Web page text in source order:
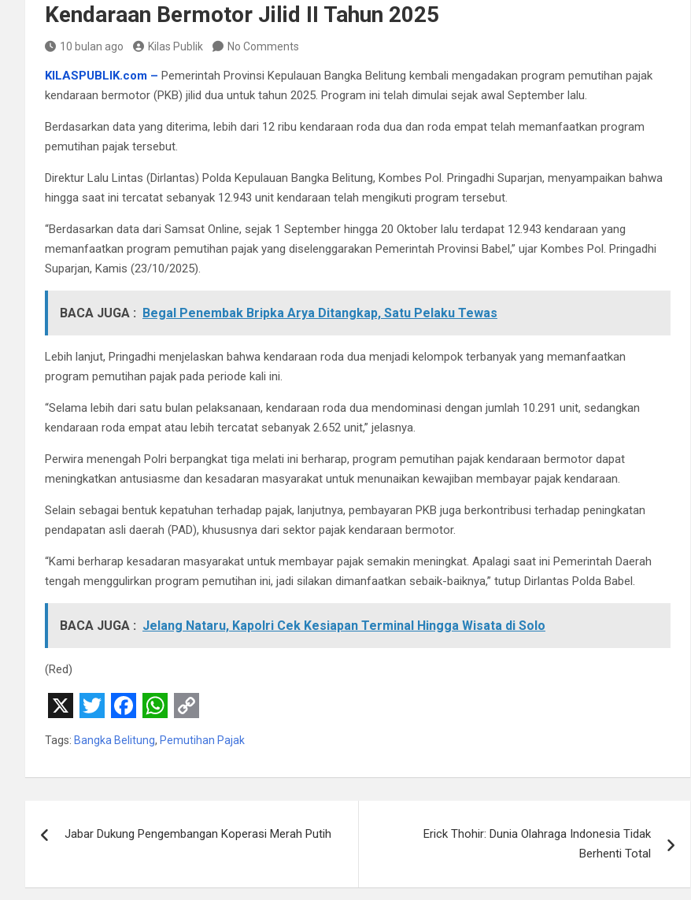
Kendaraan Bermotor Jilid II Tahun 2025
10 bulan ago Kilas Publik No Comments
KILASPUBLIK.com – Pemerintah Provinsi Kepulauan Bangka Belitung kembali mengadakan program pemutihan pajak
kendaraan bermotor (PKB) jilid dua untuk tahun 2025. Program ini telah dimulai sejak awal September lalu.
Berdasarkan data yang diterima, lebih dari 12 ribu kendaraan roda dua dan roda empat telah memanfaatkan program
pemutihan pajak tersebut.
Direktur Lalu Lintas (Dirlantas) Polda Kepulauan Bangka Belitung, Kombes Pol. Pringadhi Suparjan, menyampaikan bahwa
hingga saat ini tercatat sebanyak 12.943 unit kendaraan telah mengikuti program tersebut.
“Berdasarkan data dari Samsat Online, sejak 1 September hingga 20 Oktober lalu terdapat 12.943 kendaraan yang
memanfaatkan program pemutihan pajak yang diselenggarakan Pemerintah Provinsi Babel,” ujar Kombes Pol. Pringadhi
Suparjan, Kamis (23/10/2025).
BACA JUGA : Begal Penembak Bripka Arya Ditangkap, Satu Pelaku Tewas
Lebih lanjut, Pringadhi menjelaskan bahwa kendaraan roda dua menjadi kelompok terbanyak yang memanfaatkan
program pemutihan pajak pada periode kali ini.
“Selama lebih dari satu bulan pelaksanaan, kendaraan roda dua mendominasi dengan jumlah 10.291 unit, sedangkan
kendaraan roda empat atau lebih tercatat sebanyak 2.652 unit,” jelasnya.
Perwira menengah Polri berpangkat tiga melati ini berharap, program pemutihan pajak kendaraan bermotor dapat
meningkatkan antusiasme dan kesadaran masyarakat untuk menunaikan kewajiban membayar pajak kendaraan.
Selain sebagai bentuk kepatuhan terhadap pajak, lanjutnya, pembayaran PKB juga berkontribusi terhadap peningkatan
pendapatan asli daerah (PAD), khususnya dari sektor pajak kendaraan bermotor.
“Kami berharap kesadaran masyarakat untuk membayar pajak semakin meningkat. Apalagi saat ini Pemerintah Daerah
tengah menggulirkan program pemutihan ini, jadi silakan dimanfaatkan sebaik-baiknya,” tutup Dirlantas Polda Babel.
BACA JUGA : Jelang Nataru, Kapolri Cek Kesiapan Terminal Hingga Wisata di Solo
(Red)
X
T
w
i
t
r
F
c
b
o
W
h
a
s
p
C
p
L
n
Tags: Bangka Belitung, Pemutihan Pajak
pos
Jabar Dukung Pengembangan Koperasi Merah Putih
Erick Thohir: Dunia Olahraga Indonesia Tidak
Berhenti Total